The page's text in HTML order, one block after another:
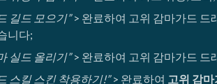
길드 모으기”> 완료하여 고위 감마가드 드
니다;
실드 올리기”> 완료하여 고위 감마가드 드
스킬 스킨 착용하기!”> 완료하여 고위 감